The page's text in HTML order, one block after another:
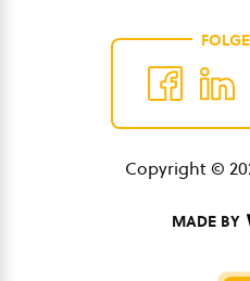
Copyright ©
MADE BY